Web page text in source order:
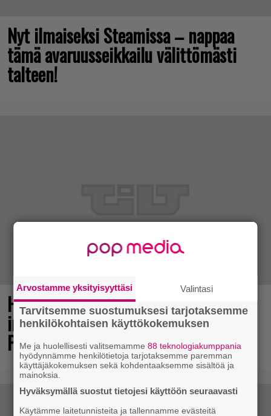
Nyt ilmaiseksi Steamissa – nappaa
tämä avaruusseikkailu välittömästi
talteen!
Huomiota herättävä torni ja voimakas
imuteho – arvostelussa Dreame L50s
Pro Ultra
Arvostamme yksityisyyttäsi Valintasi
Tarvitsemme suostumuksesi tarjotaksemme
henkilökohtaisen käyttökokemuksen
Me ja huolellisesti valitsemamme88 teknologiakumppania
hyödynnämme henkilötietoja tarjotaksemme paremman
käyttäjäkokemuksen sekä kohdentaaksemme sisältöä ja
mainoksia.
Hyväksymällä suostut tietojesi käyttöön seuraavasti
Käytämme laitetunnisteita ja tallennamme evästeitä